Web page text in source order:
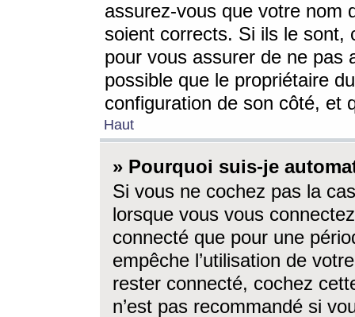
assurez-vous que votre nom
soient corrects. Si ils le sont,
pour vous assurer de ne pas
possible que le propriétaire
configuration de son côté, et
Haut
» Pourquoi suis-je
Si vous ne cochez pas la
lorsque vous vous
connecté que pour une
empêche l’utilisation de
rester connecté, cochez
n’est pas recommandé si